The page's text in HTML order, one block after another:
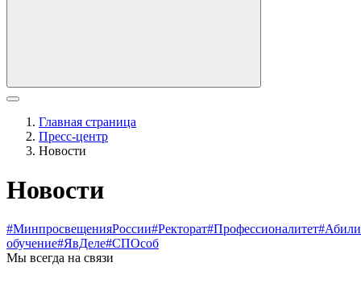
Главная страница
Пресс-центр
Новости
Новости
#МинпросвещенияРоссии#Ректорат#Профессионалитет
обучение#ЯвДеле#СПОсоб
Мы всегда на связи